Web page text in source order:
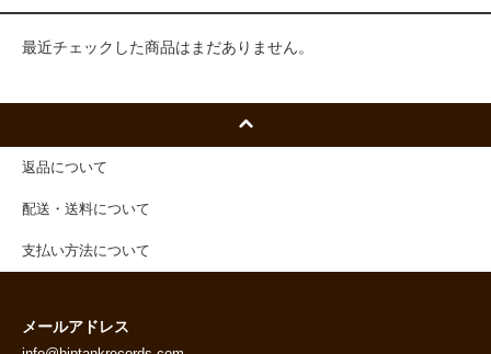
最近チェックした商品はまだありません。
返品について
配送・送料について
支払い方法について
メールアドレス